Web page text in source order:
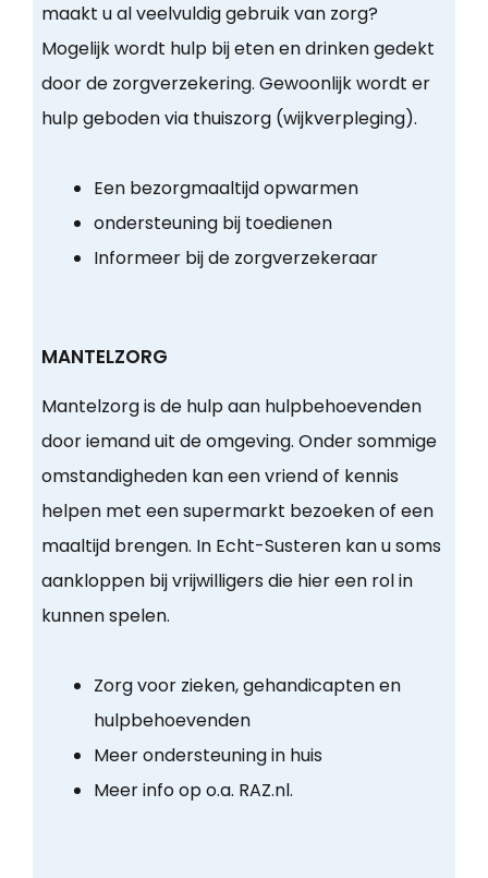
maakt u al veelvuldig gebruik van zorg?
Mogelijk wordt hulp bij eten en drinken gedekt
door de zorgverzekering. Gewoonlijk wordt er
hulp geboden via thuiszorg (wijkverpleging).
Een bezorgmaaltijd opwarmen
ondersteuning bij toedienen
Informeer bij de zorgverzekeraar
MANTELZORG
Mantelzorg is de hulp aan hulpbehoevenden
door iemand uit de omgeving. Onder sommige
omstandigheden kan een vriend of kennis
helpen met een supermarkt bezoeken of een
maaltijd brengen. In Echt-Susteren kan u soms
aankloppen bij vrijwilligers die hier een rol in
kunnen spelen.
Zorg voor zieken, gehandicapten en
hulpbehoevenden
Meer ondersteuning in huis
Meer info op o.a. RAZ.nl.